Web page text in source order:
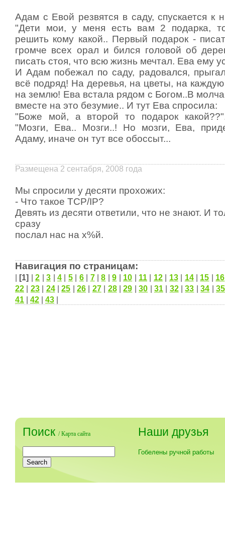
Адам с Евой резвятся в саду, спускается к
"Дети мои, у меня есть вам 2 подарка,
решить кому какой.. Первый подарок -
громче всех орал и бился головой об
писать стоя, что всю жизнь мечтал. Ева ему
И Адам побежал по саду, радовался,
всё подряд! На деревья, на цветы, на
на землю! Ева встала рядом с Богом..В
вместе на это безумие.. И тут Ева спросила:
"Боже мой, а второй то подарок
"Мозги, Ева.. Мозги..! Но мозги, Ева,
Адаму, иначе он тут все обоссыт...
Размещена 2 сентабря, 2008 года
Мы спросили у десяти прохожих:
- Что такое ТСР/IР?
Девять из десяти ответили, что не знают. И
сразу
послал нас на х%й.
Навигация по страницам:
[1] |2 |3 |4 5| 6| 7|8 |9 10 11 12| 13| 14| 15 16
22
23| 24|25 |26 27| 28|29 |30 31| 32|33 |34 35
41
42 43
Поиск /Карта сайта Наши друзья
Гобелены ручной работы